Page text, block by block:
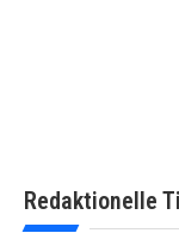
Redaktionelle